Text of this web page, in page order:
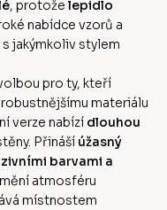
, protože lepidlo
nabídce vzorů a
jakýmkoliv stylem
pro ty, kteří
robustnějšímu materiálu
verze nabízí dlouhou
Přináší úžasný
barvami a
atmosféru
místnostem